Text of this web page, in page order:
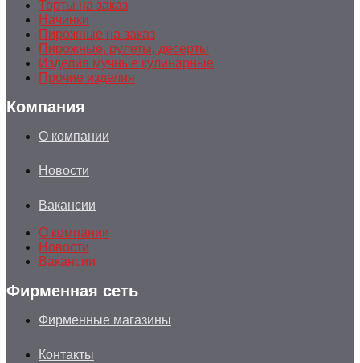
Торты на заказ
Начинки
Пирожные на заказ
Пирожные, рулеты, десерты
Изделия мучные кулинарные
Прочие изделия
Компания
О компании
Новости
Вакансии
О компании
Новости
Вакансии
Фирменная сеть
Фирменные магазины
Контакты